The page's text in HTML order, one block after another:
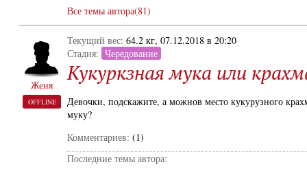
Все темы автора(81)
Женя
OFFLINE
Текущий вес: 64.2 кг, 07.12.2018 в 20:20
Стадия: Чередование
Кукуркзная мука или
Девочки, подскажите, а можнов место кукурузного
муку?
Комментариев: (1)
Последние темы автора: